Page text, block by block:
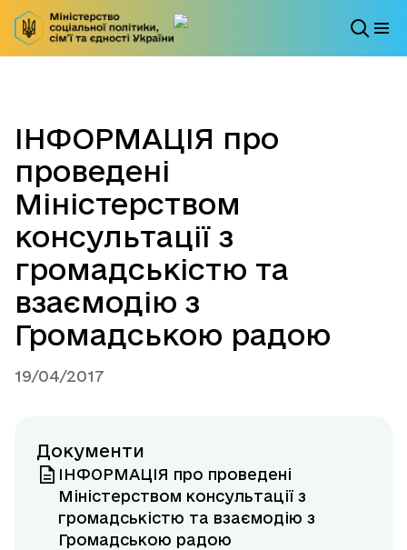
ІНФОРМАЦІЯ про
проведені
Міністерством
консультації з
громадськістю та
взаємодію з
Громадською радою
19/04/2017
Документи
ІНФОРМАЦІЯ про проведені
Міністерством консультації з
громадськістю та взаємодію з
Громадською радою